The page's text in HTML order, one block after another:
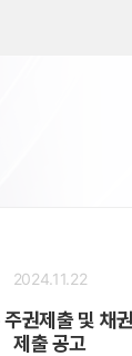
2024.11.22
권제출 및 채
제출 공고